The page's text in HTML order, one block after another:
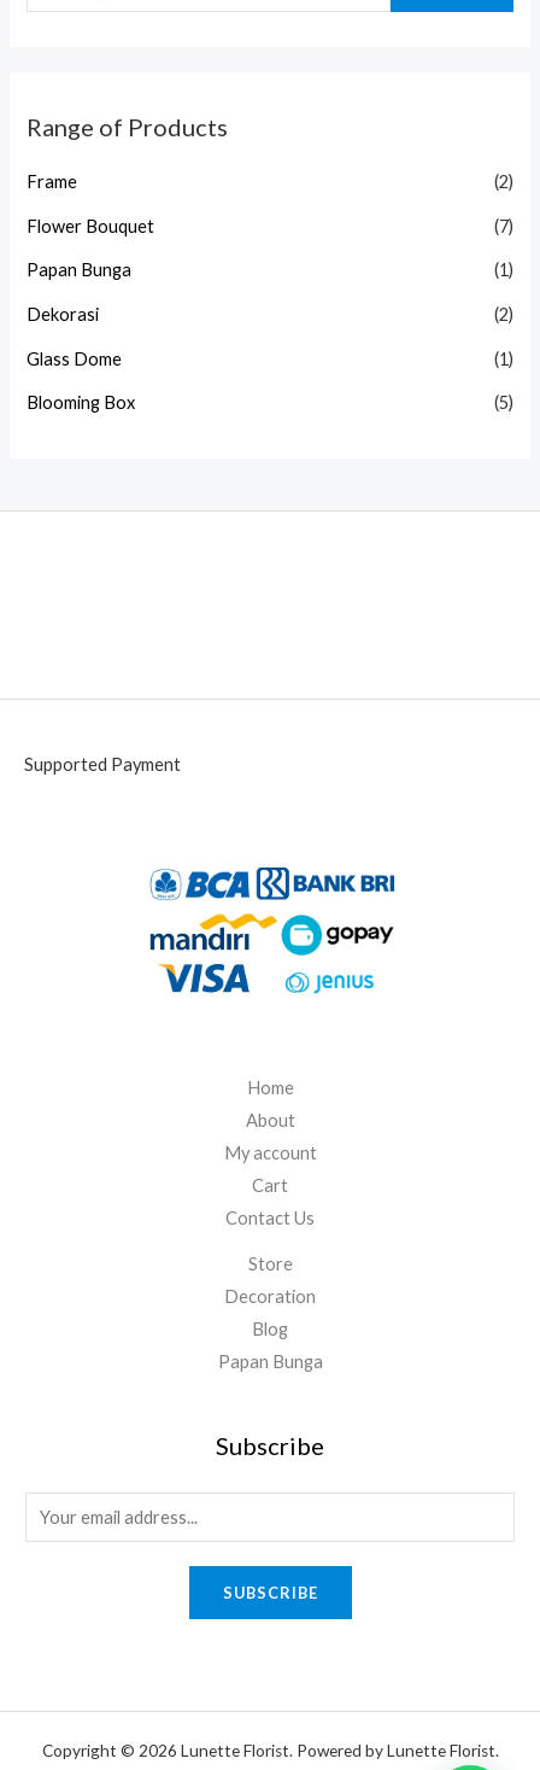
Range of Products
Frame (2)
Flower Bouquet (7)
Papan Bunga (1)
Dekorasi (2)
Glass Dome (1)
Blooming Box (5)
Supported Payment
Home
About
My account
Cart
Contact Us
Store
Decoration
Blog
Papan Bunga
Subscribe
m
SUBSCRIBE
Copyright © 2026 Lunette Florist. Powered by Lunette Florist.